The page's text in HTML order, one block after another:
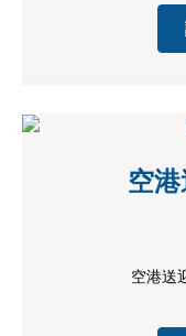
空
空港送